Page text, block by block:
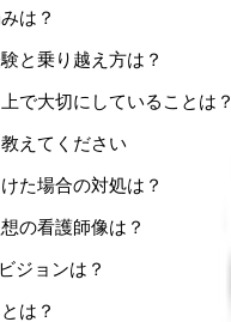
は？
と乗り越え方は？
で大切にしていることは？
えてください
た場合の対処は？
の看護師像は？
ジョンは？
は？